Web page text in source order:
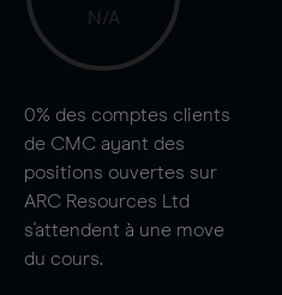
N/A
0% des comptes clients
de CMC ayant des
positions ouvertes sur
ARC Resources Ltd
s'attendent à une move
du cours.